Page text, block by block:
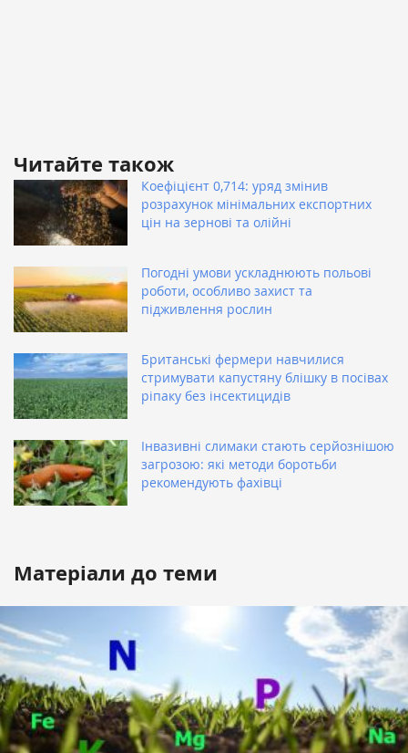
Читайте також
Коефіцієнт 0,714: уряд змінив
розрахунок мінімальних експортних
цін на зернові та олійні
Погодні умови ускладнюють польові
роботи, особливо захист та
підживлення рослин
Британські фермери навчилися
стримувати капустяну блішку в посівах
ріпаку без інсектицидів
Інвазивні слимаки стають серйознішою
загрозою: які методи боротьби
рекомендують фахівці
Матеріали до теми